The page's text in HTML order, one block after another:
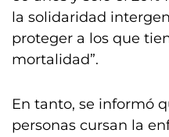
la solidaridad
proteger a los que
mortalidad”.
En tanto, se informó
personas cursan la